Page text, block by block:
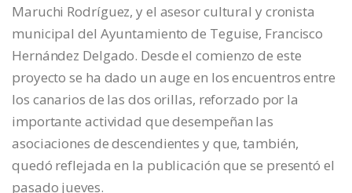
Maruchi Rodríguez, y el asesor cultural y cronista
municipal del Ayuntamiento de Teguise, Francisco
Hernández Delgado. Desde el comienzo de este
proyecto se ha dado un auge en los encuentros entre
los canarios de las dos orillas, reforzado por la
importante actividad que desempeñan las
asociaciones de descendientes y que, también,
quedó reflejada en la publicación que se presentó el
pasado jueves.